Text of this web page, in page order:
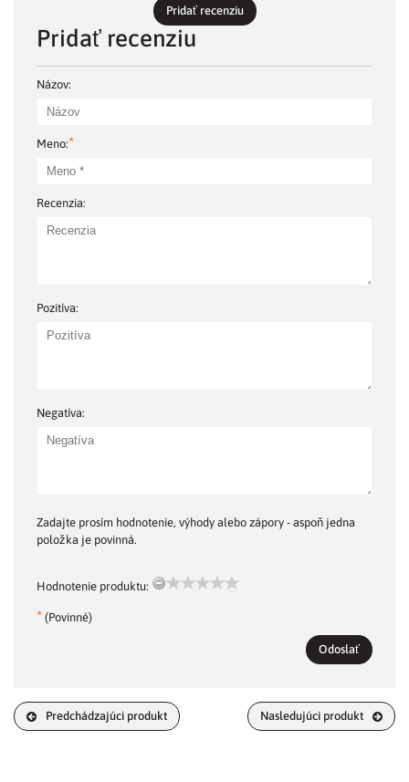
Pridať recenziu
Pridať recenziu
Názov:
Meno:*
Recenzia:
Pozitíva:
Negatíva:
Zadajte prosím hodnotenie, výhody alebo zápory - aspoň jedna
položka je povinná.
Hodnotenie produktu:
* (Povinné)
Odoslať
Predchádzajúci produkt Nasledujúci produkt